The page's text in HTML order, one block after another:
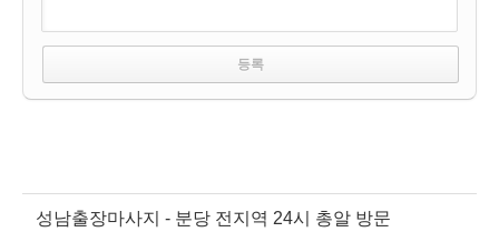
성남출장마사지 - 분당 전지역 24시 총알 방문